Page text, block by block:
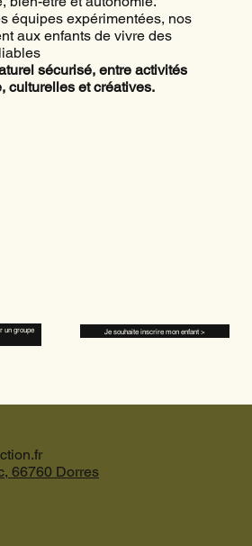
équipes expérimentées, nos
aux enfants de vivre des
sécurisé, entre activités
culturelles et créatives.
un groupe
Je souhaite inscrire mon enfant >
66760 Dorres